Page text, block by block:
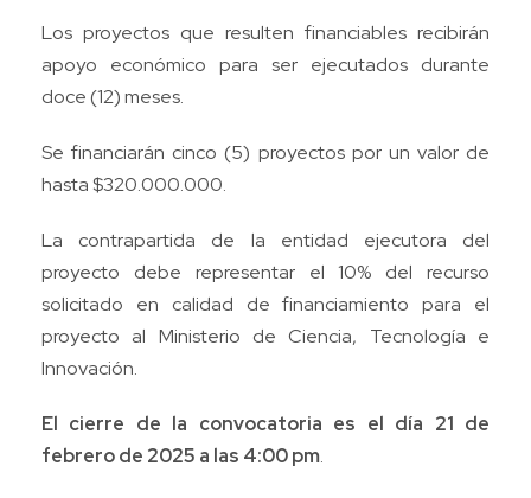
Los proyectos que resulten financiables recibirán
apoyo económico para ser ejecutados durante
doce (12) meses.
Se financiarán cinco (5) proyectos por un valor de
hasta $320.000.000.
La contrapartida de la entidad ejecutora del
proyecto debe representar el 10% del recurso
solicitado en calidad de financiamiento para el
proyecto al Ministerio de Ciencia, Tecnología e
Innovación.
El cierre de la convocatoria es el día 21 de
febrero de 2025 a las 4:00 pm.